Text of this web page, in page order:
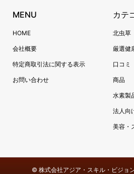
MENU
HOME
会社概要
特定商取引法に関する表示
お問い合わせ
カテ
北虫草
厳選健
口コミ
商品
水素製
法人向
美容・
© 株式会社アジア・スキル・ビジョ